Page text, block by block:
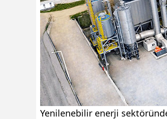
Yenilenebilir enerji